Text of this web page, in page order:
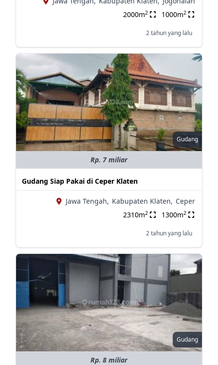
2000m2 1000m2
2 tahun yang lalu
Gudang
Rp. 7 miliar
Gudang Siap Pakai di Ceper Klaten
Jawa Tengah, Kabupaten Klaten, Ceper
2310m2 1300m2
2 tahun yang lalu
Gudang
Rp. 8 miliar